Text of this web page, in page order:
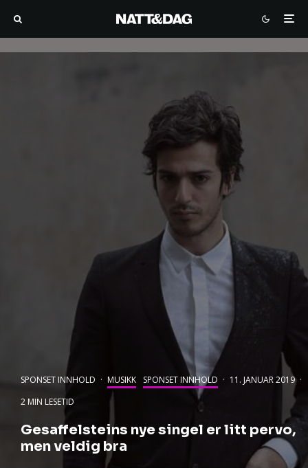
SPONSET INNHOLD · MUSIKK SPONSET INNHOLD · 11. JANUAR 2019 ·
2 MIN LESETID
Gesaffelsteins nye singel er litt pervo,
men veldig bra